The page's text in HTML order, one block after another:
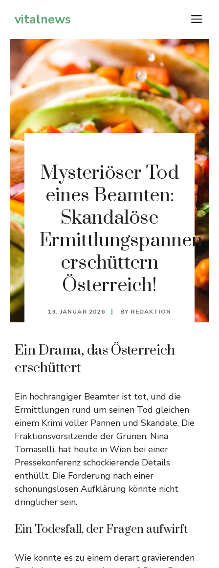
Inhaltvitalnews
Mysteriöser Tod
eines Beamten:
Skandalöse
Ermittlungspannen
erschüttern
Österreich!
13. JANUAR 2026 BY REDAKTION
Ein Drama, das Österreich
erschüttert
Ein hochrangiger Beamter ist tot, und die
Ermittlungen rund um seinen Tod gleichen
einem Krimi voller Pannen und Skandale. Die
Fraktionsvorsitzende der Grünen, Nina
Tomaselli, hat heute in Wien bei einer
Pressekonferenz schockierende Details
enthüllt. Die Forderung nach einer
schonungslosen Aufklärung könnte nicht
dringlicher sein.
Ein Todesfall, der Fragen aufwirft
Wie konnte es zu einem derart gravierenden